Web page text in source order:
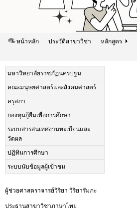
หน้าหลัก ประวัติสาขาวิชา หลักสูตร
มหาวิทยาลัยราชภัฏนครปฐม
คณะมนุษยศาสตร์และสังคมศาสตร์
ครุสภา
กองทุนกู้ยืมเพื่อการศึกษา
ระบบสารสนเทศงานทะเบียนและ
วัดผล
ปฏิทินการศึกษา
ระบบนับข้อมูลผู้เข้าชม
ผู้ช่วยศาสตราจารย์วิริยา วิริยารัมภะ
ประธานสาขาวิชาภาษาไทย